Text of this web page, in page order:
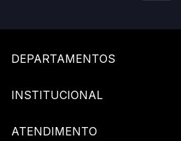
DEPARTAMENTOS
INSTITUCIONAL
ATENDIMENTO